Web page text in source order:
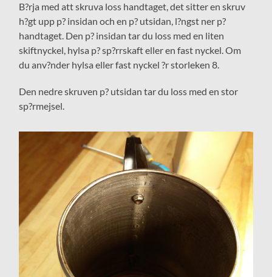
B?rja med att skruva loss handtaget, det sitter en skruv
h?gt upp p? insidan och en p? utsidan, l?ngst ner p?
handtaget. Den p? insidan tar du loss med en liten
skiftnyckel, hylsa p? sp?rrskaft eller en fast nyckel. Om
du anv?nder hylsa eller fast nyckel ?r storleken 8.
Den nedre skruven p? utsidan tar du loss med en stor
sp?rmejsel.